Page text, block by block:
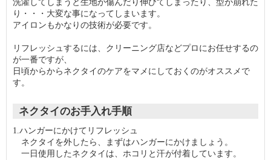
洗濯してしまうと生地が傷んだり伸びてしまったり、型が崩れた
り・・・大変な事になってしまいます。
アイロンもかなりの技術が必要です。
リフレッシュするには、クリーニング店などプロにお任せするの
が一番ですが、
日頃からからネクタイのケアをマメにしておくのがオススメで
す。
ネクタイのお手入れ手順
1.ハンガーにかけてリフレッシュ
ネクタイを外したら、まずはハンガーにかけましょう。
一日使用したネクタイは、ホコリと汗が付着しています。